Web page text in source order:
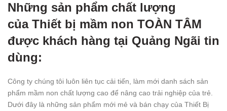
Những sản phẩm chất lượng
của Thiết bị mầm non TOÀN TÂM
được khách hàng tại Quảng Ngãi tin
dùng:
Công ty chúng tôi luôn liên tục cải tiến, làm mới danh sách sản
phẩm mầm non chất lượng cao để nâng cao trải nghiệp của trẻ.
Dưới đây là những sản phẩm mới mẻ và bán chạy của Thiết Bị